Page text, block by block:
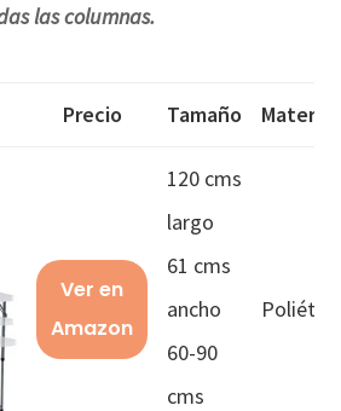
las columnas.
Precio Tamaño Material
Ver en
Amazon
120 cms
largo
61 cms
ancho
60-90
cms